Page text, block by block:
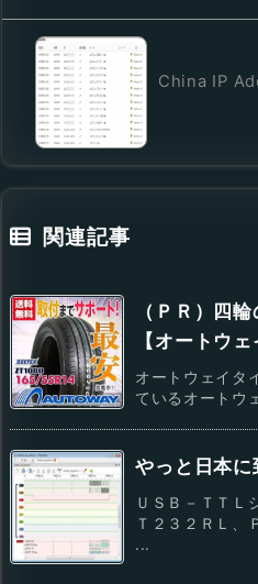
China IP
関連記事
（ＰＲ）四
【オートウ
オートウェイタ
ているオートウ
やっと日本に
ＵＳＢ－ＴＴＬ
Ｔ２３２ＲＬ、
...